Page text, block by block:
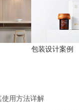
包装设计案例
使用方法详解